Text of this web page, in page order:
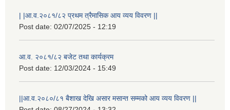
| |आ.व.२०८१/८२ प्रथम त्रैमासिक आय व्यय विवरण ||
Post date: 02/07/2025 - 12:19
आ.व. २०८१/८२ बजेट तथा कार्यक्रम
Post date: 12/03/2024 - 15:49
||आ.व.२०८०/८१ बैशाख देखि असार मसान्त सम्मको आय व्यय विवरण ||